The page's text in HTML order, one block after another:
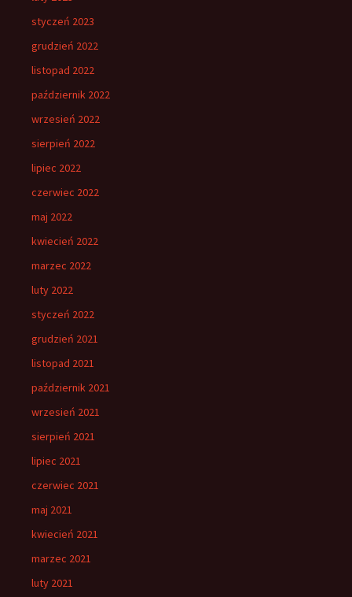
styczeń 2023
grudzień 2022
listopad 2022
październik 2022
wrzesień 2022
sierpień 2022
lipiec 2022
czerwiec 2022
maj 2022
kwiecień 2022
marzec 2022
luty 2022
styczeń 2022
grudzień 2021
listopad 2021
październik 2021
wrzesień 2021
sierpień 2021
lipiec 2021
czerwiec 2021
maj 2021
kwiecień 2021
marzec 2021
luty 2021